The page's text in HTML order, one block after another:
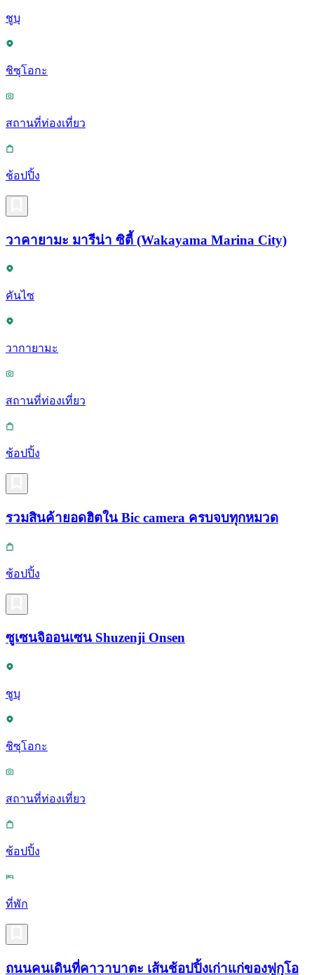
ชูบุ
ชิซุโอกะ
สถานที่ท่องเที่ยว
ช้อปปิ้ง
วาคายามะ มารีน่า ซิตี้ (Wakayama Marina City)
คันไซ
วากายามะ
สถานที่ท่องเที่ยว
ช้อปปิ้ง
รวมสินค้ายอดฮิตใน Bic camera ครบจบทุกหมวด
ช้อปปิ้ง
ซูเซนจิออนเซน Shuzenji Onsen
ชูบุ
ชิซุโอกะ
สถานที่ท่องเที่ยว
ช้อปปิ้ง
ที่พัก
ถนนคนเดินที่คาวาบาตะ เส้นช้อปปิ้งเก่าแก่ของฟูกุโอ